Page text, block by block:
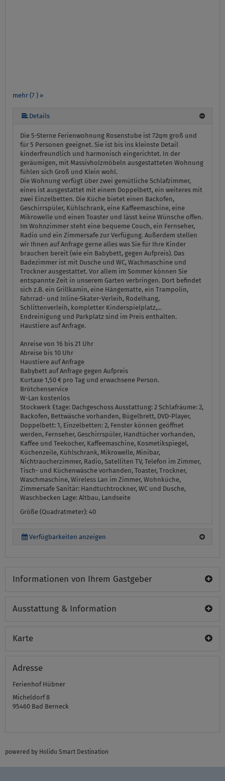
mehr (7 ) »
mehr (7 ) »
mehr (7 ) »
mehr (7 ) »
Details
Die 5-Sterne Ferienwohnung Rosenstube ist 72qm groß und
für 5 Personen geeignet. Sie ist bis ins kleinste Detail
kinderfreundlich und harmonisch eingerichtet. In der
geräumigen, mit Massivholzmöbeln ausgestatteten Wohnung
fühlen sich Groß und Klein wohl.
Die Wohnung verfügt über zwei gemütliche Schlafzimmer,
eines ist ausgestattet mit einem Doppelbett, ein weiteres mit
zwei Einzelbetten. Die Küche bietet einen Backofen,
Geschirrspüler, Kühlschrank, eine Kaffeemaschine, eine
Mikrowelle und einen Toaster und lässt keine Wünsche offen.
Im Wohnzimmer steht eine bequeme Couch, ein Fernseher,
Radio und ein Zimmersafe zur Verfügung. Außerdem stellen
wir Ihnen auf Anfrage gerne alles was Sie für Ihre Kinder
brauchen bereit (wie ein Babybett, gegen Aufpreis). Das
Badezimmer ist mit Dusche und WC, Wachmaschine und
Trockner ausgestattet. Vor allem im Sommer können Sie
entspannte Zeit in unserem Garten verbringen. Dort befindet
sich z.B. ein Grillkamin, eine Hängematte, ein Trampolin,
Fahrrad- und Inline-Skater-Verleih, Rodelhang,
Schlittenverleih, kompletter Kinderspielplatz,...
Endreinigung und Parkplatz sind im Preis enthalten.
Haustiere auf Anfrage.
Anreise von 16 bis 21 Uhr
Abreise bis 10 Uhr
Haustiere auf Anfrage
Babybett auf Anfrage gegen Aufpreis
Kurtaxe 1,50 € pro Tag und erwachsene Person.
Brötchenservice
W-Lan kostenlos
Stockwerk Etage: Dachgeschoss Ausstattung: 2 Schlafräume: 2,
Backofen, Bettwäsche vorhanden, Bügelbrett, DVD-Player,
Doppelbett: 1, Einzelbetten: 2, Fenster können geöffnet
werden, Fernseher, Geschirrspüler, Handtücher vorhanden,
Kaffee und Teekocher, Kaffeemaschine, Kosmetikspiegel,
Küchenzeile, Kühlschrank, Mikrowelle, Minibar,
Nichtraucherzimmer, Radio, Satelliten TV, Telefon im Zimmer,
Tisch- und Küchenwäsche vorhanden, Toaster, Trockner,
Waschmaschine, Wireless Lan im Zimmer, Wohnküche,
Zimmersafe Sanitär: Handtuchtrockner, WC und Dusche,
Waschbecken Lage: Altbau, Landseite
Größe (Quadratmeter): 40
Verfügbarkeiten anzeigen
Informationen von Ihrem Gastgeber
Ausstattung & Information
Karte
Adresse
Ferienhof Hübner
Micheldorf 8
95460 Bad Berneck
powered by Holidu Smart Destination